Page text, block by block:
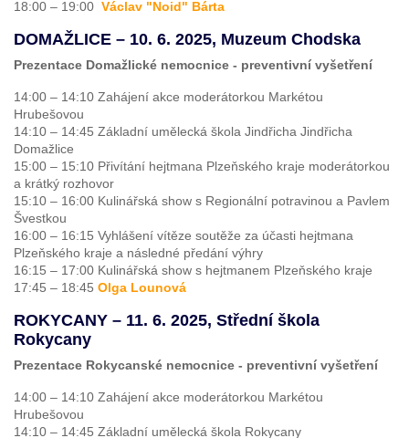
18:00 – 19:00 Václav "Noid" Bárta
DOMAŽLICE – 10. 6. 2025, Muzeum Chodska
Prezentace Domažlické nemocnice - preventivní vyšetření
14:00 – 14:10 Zahájení akce moderátorkou Markétou
Hrubešovou
14:10 – 14:45 Základní umělecká škola Jindřicha Jindřicha
Domažlice
15:00 – 15:10 Přivítání hejtmana Plzeňského kraje moderátorkou
a krátký rozhovor
15:10 – 16:00 Kulinářská show s Regionální potravinou a Pavlem
Švestkou
16:00 – 16:15 Vyhlášení vítěze soutěže za účasti hejtmana
Plzeňského kraje a následné předání výhry
16:15 – 17:00 Kulinářská show s hejtmanem Plzeňského kraje
17:45 – 18:45 Olga Lounová
ROKYCANY – 11. 6. 2025, Střední škola
Rokycany
Prezentace Rokycanské nemocnice - preventivní vyšetření
14:00 – 14:10 Zahájení akce moderátorkou Markétou
Hrubešovou
14:10 – 14:45 Základní umělecká škola Rokycany